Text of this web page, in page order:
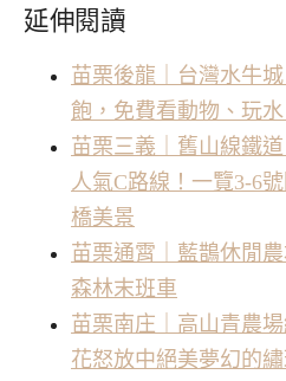
延伸閱讀
苗栗後龍｜台灣水牛
飽，免費看動物、玩
苗栗三義｜舊山線鐵
人氣C路線！一覽3-6
橋美景
苗栗通霄｜藍鵲休閒
森林末班車
苗栗南庄｜高山青農
花怒放中絕美夢幻的